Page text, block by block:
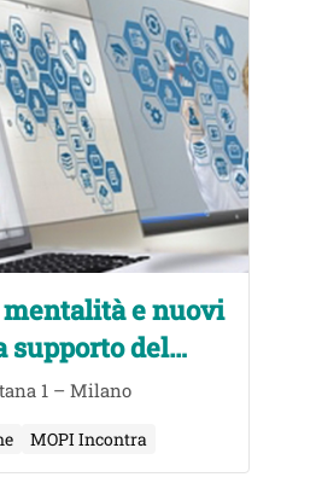
e nuovi
supporto del
studio
1 – Milano
MOPI Incontra